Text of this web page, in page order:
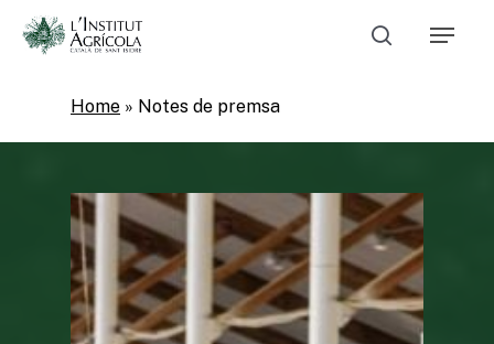
Skip
Cerca
Menu
Home » Notes de premsa